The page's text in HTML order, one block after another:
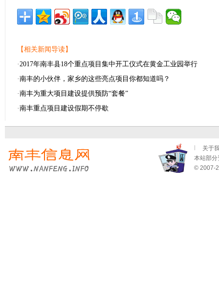
【相关新闻导读】
·2017年南丰县18个重点项目集中开工仪式在黄金工业园举行
·南丰的小伙伴，家乡的这些亮点项目你都知道吗？
·南丰为重大项目建设提供预防“套餐”
·南丰重点项目建设假期不停歇
关于
本站部分
© 2007-